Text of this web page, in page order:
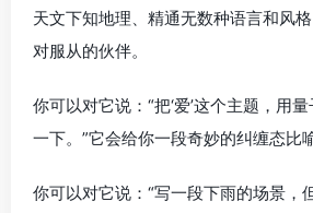
天文下知地理、精通无数种语言和风
对服从的伙伴。
你可以对它说：“把‘爱’这个主题，用
一下。”它会给你一段奇妙的纠缠态比喻
你可以对它说：“写一段下雨的场景，